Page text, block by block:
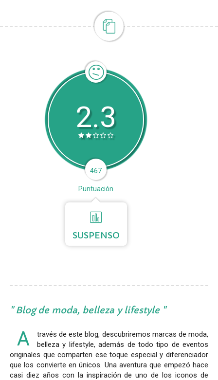
2.3
467
Puntuación
SUSPENSO
Blog de moda, belleza y lifestyle
A
través de este blog, descubriremos marcas de moda,
belleza y lifestyle, además de todo tipo de eventos
originales que comparten ese toque especial y diferenciador
que los convierte en únicos. Una aventura que empezó hace
casi diez años con la inspiración de uno de los iconos de